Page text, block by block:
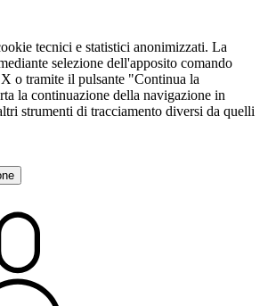
tecnici e statistici anonimizzati. La
selezione dell'apposito comando
o tramite il pulsante "Continua la
la continuazione della navigazione in
strumenti di tracciamento diversi da quelli